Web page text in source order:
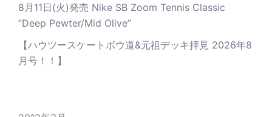
8月11日(火)発売 Nike SB Zoom Tennis Classic
”Deep Pewter/Mid Olive”
【ハウツースケートボウ道&元祖デッキ拝見 2026年8
月号！！】